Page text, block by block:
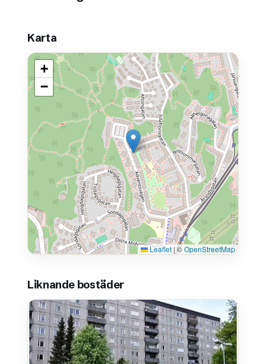
Karta
+
−
Leaflet |©OpenStreetMap
Liknande bostäder